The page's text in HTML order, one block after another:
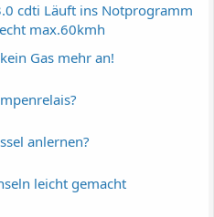
cdti Läuft ins Notprogramm
max.60kmh
Gas mehr an!
anlernen?
leicht gemacht